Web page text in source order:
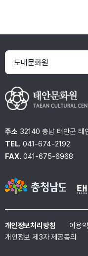
주소 32140 충남 태안군 태
TEL. 041-674-2192
FAX. 041-675-6968
도내문화원
개인정보처리방침 이용
개인정보 제3자 제공동의